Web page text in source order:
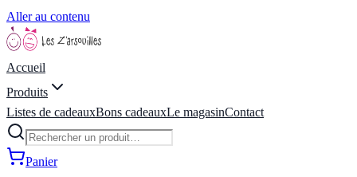
Aller au contenu
Accueil
Produits
Listes de cadeauxBons cadeauxLe magasinContact
Panier